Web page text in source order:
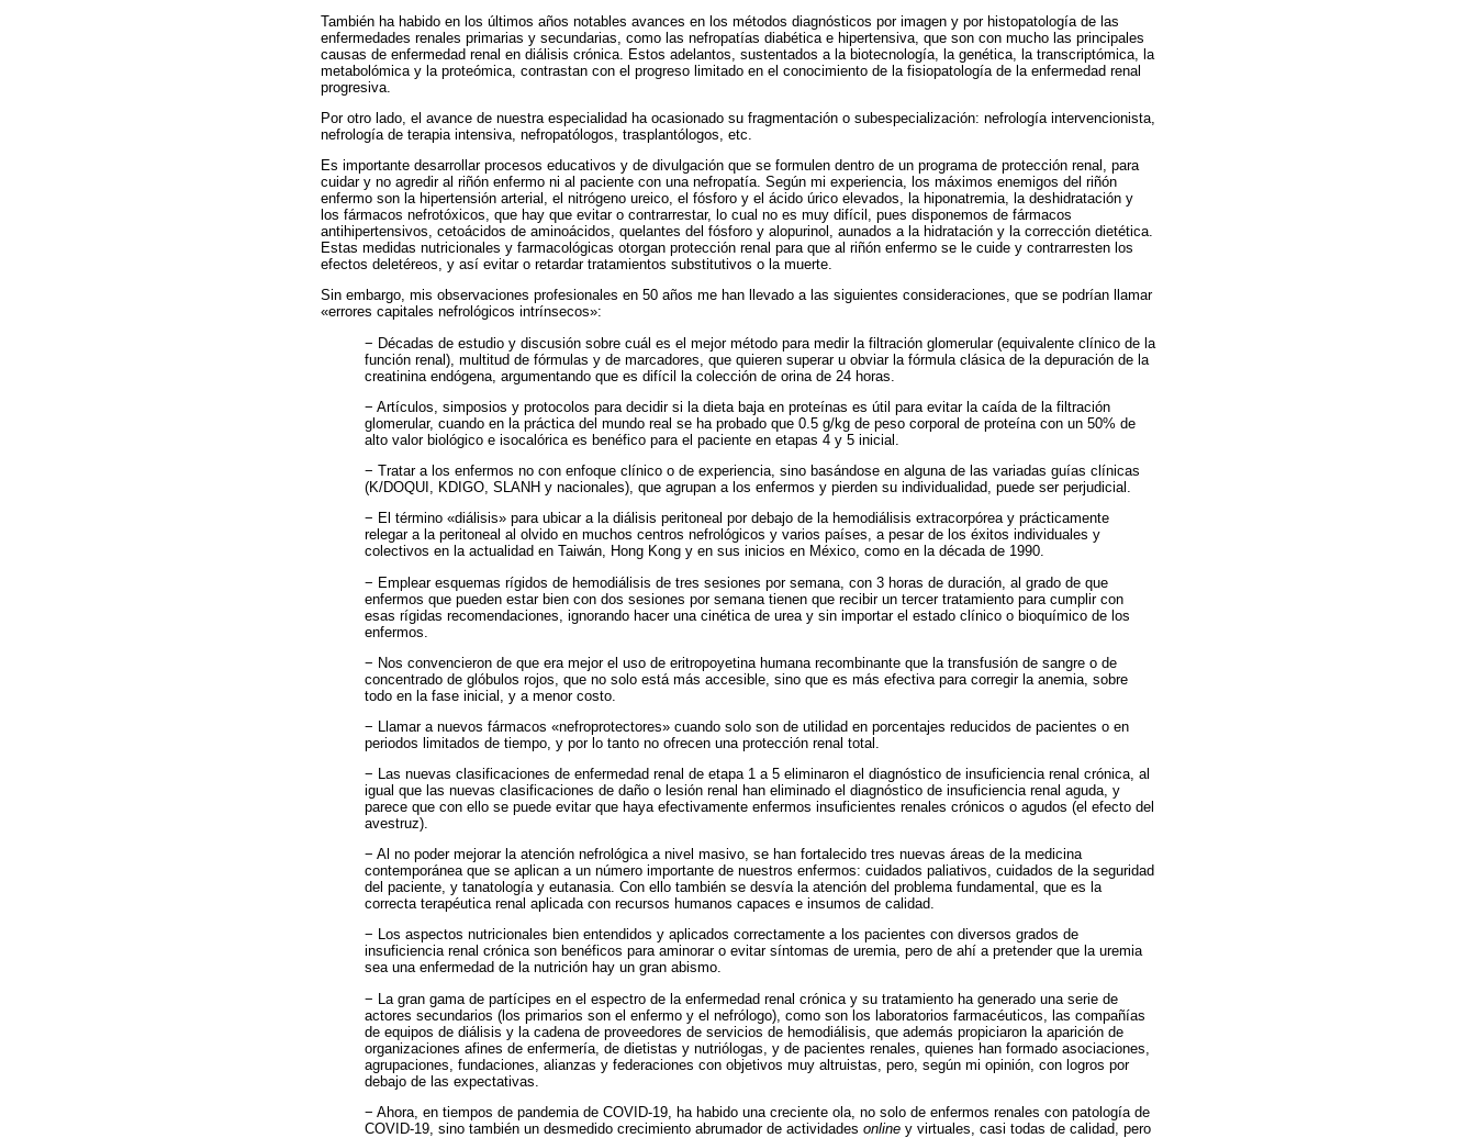
También ha habido en los últimos años notables avances en los métodos diagnósticos por imagen y por histopatología de las
enfermedades renales primarias y secundarias, como las nefropatías diabética e hipertensiva, que son con mucho las principales
causas de enfermedad renal en diálisis crónica. Estos adelantos, sustentados a la biotecnología, la genética, la transcriptómica, la
metabolómica y la proteómica, contrastan con el progreso limitado en el conocimiento de la fisiopatología de la enfermedad renal
progresiva.
Por otro lado, el avance de nuestra especialidad ha ocasionado su fragmentación o subespecialización: nefrología intervencionista,
nefrología de terapia intensiva, nefropatólogos, trasplantólogos, etc.
Es importante desarrollar procesos educativos y de divulgación que se formulen dentro de un programa de protección renal, para
cuidar y no agredir al riñón enfermo ni al paciente con una nefropatía. Según mi experiencia, los máximos enemigos del riñón
enfermo son la hipertensión arterial, el nitrógeno ureico, el fósforo y el ácido úrico elevados, la hiponatremia, la deshidratación y
los fármacos nefrotóxicos, que hay que evitar o contrarrestar, lo cual no es muy difícil, pues disponemos de fármacos
antihipertensivos, cetoácidos de aminoácidos, quelantes del fósforo y alopurinol, aunados a la hidratación y la corrección dietética.
Estas medidas nutricionales y farmacológicas otorgan protección renal para que al riñón enfermo se le cuide y contrarresten los
efectos deletéreos, y así evitar o retardar tratamientos substitutivos o la muerte.
Sin embargo, mis observaciones profesionales en 50 años me han llevado a las siguientes consideraciones, que se podrían llamar
«errores capitales nefrológicos intrínsecos»:
− Décadas de estudio y discusión sobre cuál es el mejor método para medir la filtración glomerular (equivalente clínico de la
función renal), multitud de fórmulas y de marcadores, que quieren superar u obviar la fórmula clásica de la depuración de la
creatinina endógena, argumentando que es difícil la colección de orina de 24 horas.
− Artículos, simposios y protocolos para decidir si la dieta baja en proteínas es útil para evitar la caída de la filtración
glomerular, cuando en la práctica del mundo real se ha probado que 0.5 g/kg de peso corporal de proteína con un 50% de
alto valor biológico e isocalórica es benéfico para el paciente en etapas 4 y 5 inicial.
− Tratar a los enfermos no con enfoque clínico o de experiencia, sino basándose en alguna de las variadas guías clínicas
(K/DOQUI, KDIGO, SLANH y nacionales), que agrupan a los enfermos y pierden su individualidad, puede ser perjudicial.
− El término «diálisis» para ubicar a la diálisis peritoneal por debajo de la hemodiálisis extracorpórea y prácticamente
relegar a la peritoneal al olvido en muchos centros nefrológicos y varios países, a pesar de los éxitos individuales y
colectivos en la actualidad en Taiwán, Hong Kong y en sus inicios en México, como en la década de 1990.
− Emplear esquemas rígidos de hemodiálisis de tres sesiones por semana, con 3 horas de duración, al grado de que
enfermos que pueden estar bien con dos sesiones por semana tienen que recibir un tercer tratamiento para cumplir con
esas rígidas recomendaciones, ignorando hacer una cinética de urea y sin importar el estado clínico o bioquímico de los
enfermos.
− Nos convencieron de que era mejor el uso de eritropoyetina humana recombinante que la transfusión de sangre o de
concentrado de glóbulos rojos, que no solo está más accesible, sino que es más efectiva para corregir la anemia, sobre
todo en la fase inicial, y a menor costo.
− Llamar a nuevos fármacos «nefroprotectores» cuando solo son de utilidad en porcentajes reducidos de pacientes o en
periodos limitados de tiempo, y por lo tanto no ofrecen una protección renal total.
− Las nuevas clasificaciones de enfermedad renal de etapa 1 a 5 eliminaron el diagnóstico de insuficiencia renal crónica, al
igual que las nuevas clasificaciones de daño o lesión renal han eliminado el diagnóstico de insuficiencia renal aguda, y
parece que con ello se puede evitar que haya efectivamente enfermos insuficientes renales crónicos o agudos (el efecto del
avestruz).
− Al no poder mejorar la atención nefrológica a nivel masivo, se han fortalecido tres nuevas áreas de la medicina
contemporánea que se aplican a un número importante de nuestros enfermos: cuidados paliativos, cuidados de la seguridad
del paciente, y tanatología y eutanasia. Con ello también se desvía la atención del problema fundamental, que es la
correcta terapéutica renal aplicada con recursos humanos capaces e insumos de calidad.
− Los aspectos nutricionales bien entendidos y aplicados correctamente a los pacientes con diversos grados de
insuficiencia renal crónica son benéficos para aminorar o evitar síntomas de uremia, pero de ahí a pretender que la uremia
sea una enfermedad de la nutrición hay un gran abismo.
− La gran gama de partícipes en el espectro de la enfermedad renal crónica y su tratamiento ha generado una serie de
actores secundarios (los primarios son el enfermo y el nefrólogo), como son los laboratorios farmacéuticos, las compañías
de equipos de diálisis y la cadena de proveedores de servicios de hemodiálisis, que además propiciaron la aparición de
organizaciones afines de enfermería, de dietistas y nutriólogas, y de pacientes renales, quienes han formado asociaciones,
agrupaciones, fundaciones, alianzas y federaciones con objetivos muy altruistas, pero, según mi opinión, con logros por
debajo de las expectativas.
− Ahora, en tiempos de pandemia de COVID-19, ha habido una creciente ola, no solo de enfermos renales con patología de
COVID-19, sino también un desmedido crecimiento abrumador de actividades online y virtuales, casi todas de calidad, pero